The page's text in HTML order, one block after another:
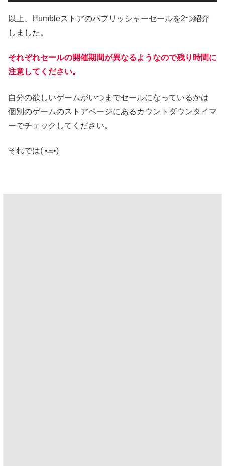
以上、Humbleストアのパブリッシャーセールを2つ紹介
しました。
それぞれセールの開催期間が異なるようなので残り時間に
注意してください。
自分の欲しいゲームがいつまでセールになっているかは
個別のゲームのストアページにあるカウントダウンタイマ
ーでチェックしてください。
それでは( •ܫ•)